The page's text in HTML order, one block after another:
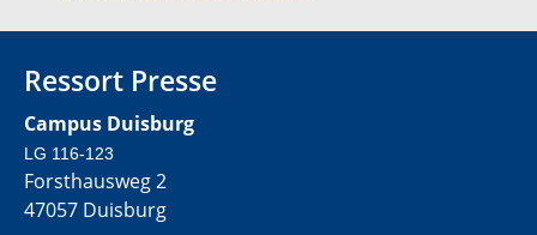
Ressort Presse
Campus Duisburg
LG 116-123
Forsthausweg 2
47057 Duisburg